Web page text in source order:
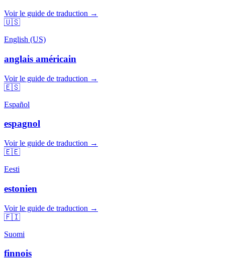
Voir le guide de traduction →
🇺🇸
English (US)
anglais américain
Voir le guide de traduction →
🇪🇸
Español
espagnol
Voir le guide de traduction →
🇪🇪
Eesti
estonien
Voir le guide de traduction →
🇫🇮
Suomi
finnois